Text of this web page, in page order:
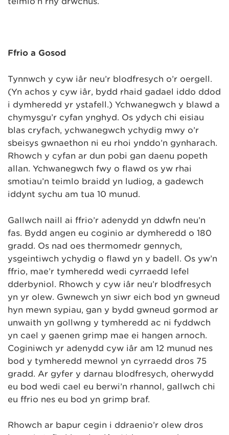
Ffrio a Gosod
Tynnwch y cyw iâr neu’r blodfresych o’r oergell.
(Yn achos y cyw iâr, bydd rhaid gadael iddo ddod
i dymheredd yr ystafell.) Ychwanegwch y blawd a
chymysgu’r cyfan ynghyd. Os ydych chi eisiau
blas cryfach, ychwanegwch ychydig mwy o’r
sbeisys gwnaethon ni eu rhoi ynddo’n gynharach.
Rhowch y cyfan ar dun pobi gan daenu popeth
allan. Ychwanegwch fwy o flawd os yw rhai
smotiau’n teimlo braidd yn ludiog, a gadewch
iddynt sychu am tua 10 munud.
Gallwch naill ai ffrio’r adenydd yn ddwfn neu’n
fas. Bydd angen eu coginio ar dymheredd o 180
gradd. Os nad oes thermomedr gennych,
ysgeintiwch ychydig o flawd yn y badell. Os yw’n
ffrio, mae’r tymheredd wedi cyrraedd lefel
dderbyniol. Rhowch y cyw iâr neu’r blodfresych
yn yr olew. Gwnewch yn siŵr eich bod yn gwneud
hyn mewn sypiau, gan y bydd gwneud gormod ar
unwaith yn gollwng y tymheredd ac ni fyddwch
yn cael y gaenen grimp mae ei hangen arnoch.
Coginiwch yr adenydd cyw iâr am 12 munud nes
bod y tymheredd mewnol yn cyrraedd dros 75
gradd. Ar gyfer y darnau blodfresych, oherwydd
eu bod wedi cael eu berwi’n rhannol, gallwch chi
eu ffrio nes eu bod yn grimp braf.
Rhowch ar bapur cegin i ddraenio’r olew dros